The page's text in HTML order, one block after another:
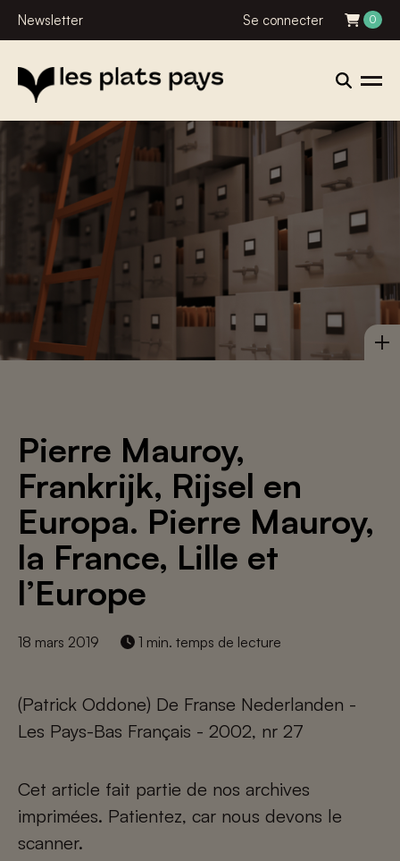
Newsletter Se connecter 0
Pierre Mauroy,
Frankrijk, Rijsel en
Europa. Pierre Mauroy,
la France, Lille et
l’Europe
18 mars 2019 1 min. temps de lecture
(Patrick Oddone) De Franse Nederlanden -
Les Pays-Bas Français - 2002, nr 27
Cet article fait partie de nos archives
imprimées. Patientez, car nous devons le
scanner.